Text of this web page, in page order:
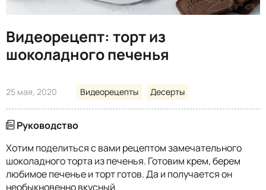
Видеорецепт: торт из
шоколадного печенья
25 мая, 2020 Видеорецепты Десерты
Руководство
Хотим поделиться с вами рецептом замечательного
шоколадного торта из печенья. Готовим крем, берем
любимое печенье и торт готов. Да и получается он
необыкновенно вкусный.